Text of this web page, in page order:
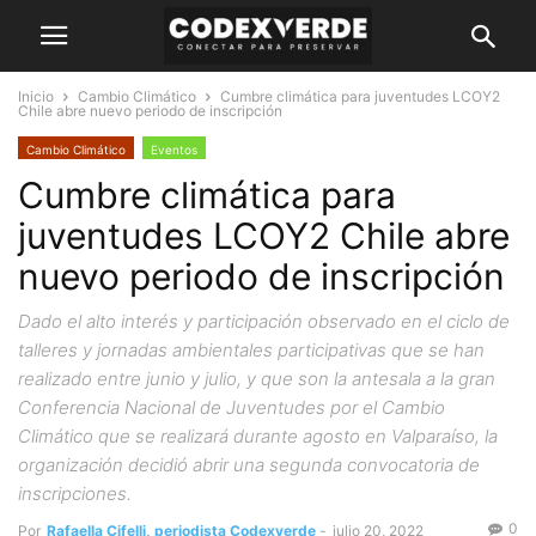
Inicio Cambio Climático
Cumbre climática para juventudes LCOY2
Chile abre nuevo periodo de inscripción
Cambio Climático Eventos
Cumbre climática para
juventudes LCOY2 Chile abre
nuevo periodo de inscripción
Dado el alto interés y participación observado en el ciclo de
talleres y jornadas ambientales participativas que se han
realizado entre junio y julio, y que son la antesala a la gran
Conferencia Nacional de Juventudes por el Cambio
Climático que se realizará durante agosto en Valparaíso, la
organización decidió abrir una segunda convocatoria de
inscripciones.
Por Rafaella Cifelli, periodista Codexverde - julio 20, 2022 0